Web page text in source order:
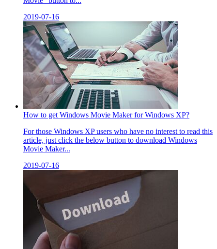
2019-07-16
How to get Windows Movie Maker for Windows XP?
For those Windows XP users who have no interest to read this
article, just click the below button to download Windows
Movie Maker...
2019-07-16